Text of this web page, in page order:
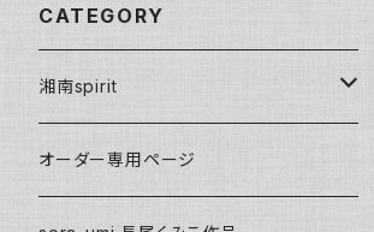
CATEGORY
湘南spirit
ポストカード
オーダー専用ページ